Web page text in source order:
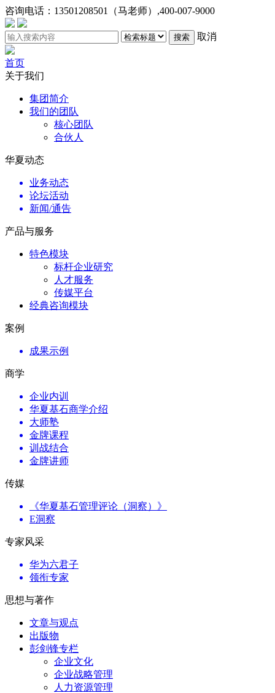
咨询电话： 13501208501（马老师）,400-007-9000
搜索 取消
首页
关于我们
集团简介
我们的团队
核心团队
合伙人
华夏动态
业务动态
论坛活动
新闻/通告
产品与服务
特色模块
标杆企业研究
人才服务
传媒平台
经典咨询模块
案例
成果示例
商学
企业内训
华夏基石商学介绍
大师塾
金牌课程
训战结合
金牌讲师
传媒
《华夏基石管理评论（洞察）》
E洞察
专家风采
华为六君子
领衔专家
思想与著作
文章与观点
出版物
彭剑锋专栏
企业文化
企业战略管理
人力资源管理